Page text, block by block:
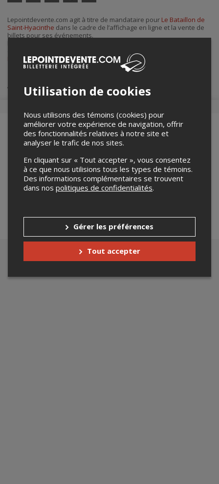
courriel
Lepointdevente.com agit à titre de mandataire pour Le Bataillon de
Saint-Hyacinthe dans le cadre de l’affichage en ligne et la vente de
billets pour ses événements.
Hyacinthe, àcommunication@st-hyacinthelnah.com
Achat de billets
Merci de confirmer que vous n'êtes pas un robot ci-
bas.
Utilisation de cookies
Nous utilisons des témoins (cookies) pour
améliorer votre expérience de navigation, offrir
des fonctionnalités relatives à notre site et
analyser le trafic de nos sites.
En cliquant sur « Tout accepter », vous consentez
à ce que nous utilisions tous les types de témoins.
Des informations complémentaires se trouvent
dans nos politiques de confidentialités.
Gérer les préférences
Tout accepter